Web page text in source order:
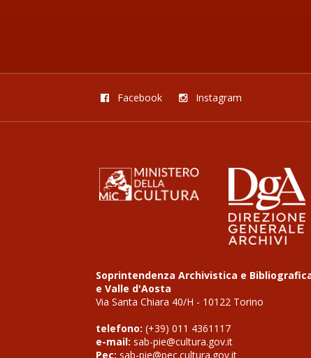
Facebook Instagram
Soprintendenza Archivistica e
e Valle d'Aosta
Via Santa Chiara 40/H - 10122 Torino
telefono: (+39) 011 4361117
e-mail: sab-pie@cultura.gov.it
Pec: sab-pie@pec.cultura.gov.it